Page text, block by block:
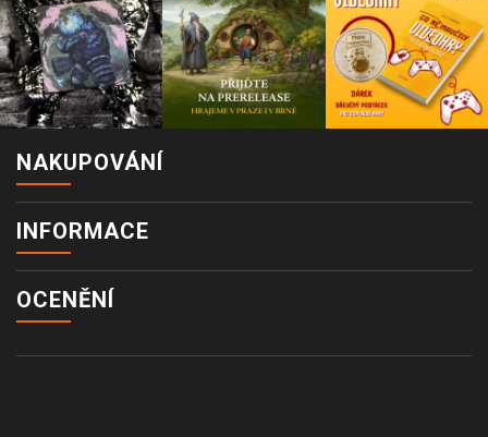
NAKUPOVÁNÍ
INFORMACE
OCENĚNÍ